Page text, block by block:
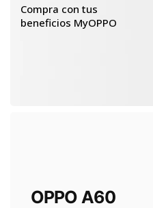
Compra con tus
beneficios MyOPPO
OPPO A60